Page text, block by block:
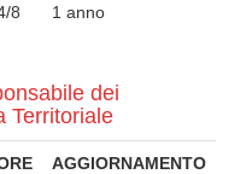
8 1 anno
dei
Territoriale
AGGIORNAMENTO